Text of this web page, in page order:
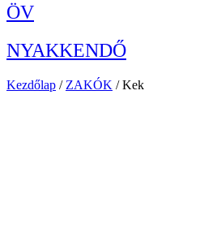
ÖV
NYAKKENDŐ
Kezdőlap / ZAKÓK / Kek